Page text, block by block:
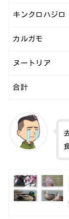
キンクロハジロ
カルガモ
ヌートリア
合計